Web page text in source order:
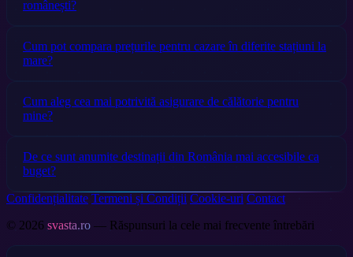
românești?
Cum pot compara prețurile pentru cazare în diferite stațiuni la
mare?
Cum aleg cea mai potrivită asigurare de călătorie pentru
mine?
De ce sunt anumite destinații din România mai accesibile ca
buget?
Confidențialitate Termeni și Condiții Cookie-uri Contact
© 2026 svasta.ro — Răspunsuri la cele mai frecvente întrebări